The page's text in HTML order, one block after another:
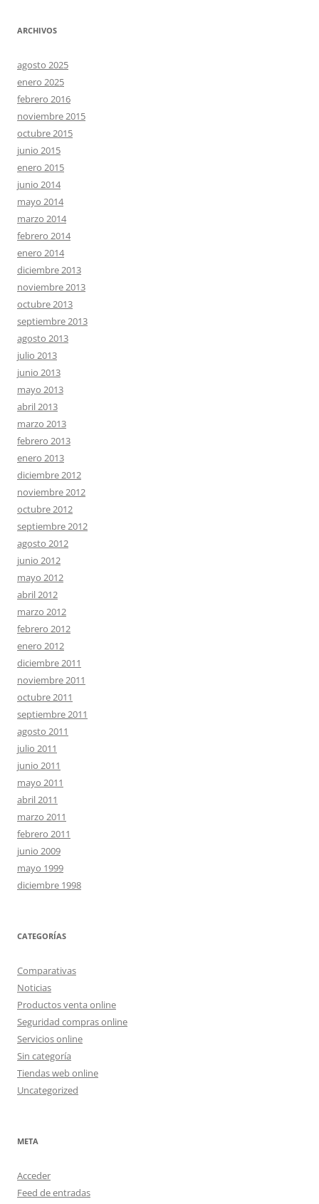
ARCHIVOS
agosto 2025
enero 2025
febrero 2016
noviembre 2015
octubre 2015
junio 2015
enero 2015
junio 2014
mayo 2014
marzo 2014
febrero 2014
enero 2014
diciembre 2013
noviembre 2013
octubre 2013
septiembre 2013
agosto 2013
julio 2013
junio 2013
mayo 2013
abril 2013
marzo 2013
febrero 2013
enero 2013
diciembre 2012
noviembre 2012
octubre 2012
septiembre 2012
agosto 2012
junio 2012
mayo 2012
abril 2012
marzo 2012
febrero 2012
enero 2012
diciembre 2011
noviembre 2011
octubre 2011
septiembre 2011
agosto 2011
julio 2011
junio 2011
mayo 2011
abril 2011
marzo 2011
febrero 2011
junio 2009
mayo 1999
diciembre 1998
CATEGORÍAS
Comparativas
Noticias
Productos venta online
Seguridad compras online
Servicios online
Sin categoría
Tiendas web online
Uncategorized
META
Acceder
Feed de entradas